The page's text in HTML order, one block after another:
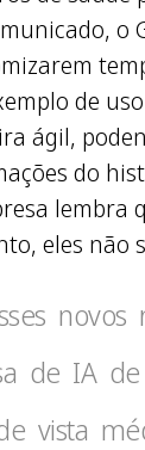
o
de
ágil,
do
lembra
eles não
de IA
vista